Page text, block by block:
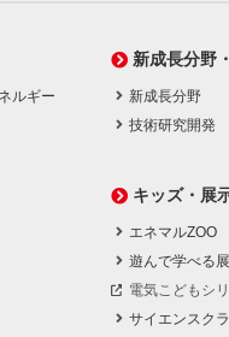
ルギー
新成長分野
新成長分野
技術研究開発
キッズ・展
エネマルZOO
遊んで学べる
電気こどもシ
サイエンスク